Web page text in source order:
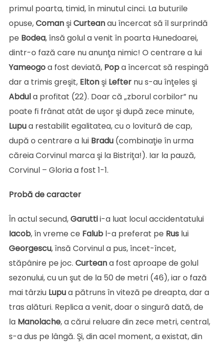
primul poarta, timid, în minutul cinci. La buturile
opuse,ComanşiCurteanau încercat să îl surprindă
pe Bodea, însă golul a venit în poarta Hunedoarei,
dintr-o fază care nu anunţa nimic! O centrare a lui
Yameogoa fost deviată, Popa încercat să respingă
dar a trimis greşit, Eltonşi Lefternu s-au înţeles şi
Abdula profitat (22). Doar că „zborul corbilor” nu
poate fi frânat atât de uşor şi după zece minute,
Lupua restabilit egalitatea, cu o lovitură de cap,
după o centrare a lui Bradu(combinaţie în urma
căreia Corvinul marca şi la Bistriţa!). Iar la pauză,
Corvinul – Gloria a fost 1-1.
Probă de caracter
În actul secund,Garuttii-a luat locul accidentatului
Iacob, în vreme ce Falubl-a preferat pe Ruslui
Georgescu, însă Corvinul a pus, încet-încet,
stăpânire pe joc. Curteana fost aproape de golul
sezonului, cu un şut de la 50 de metri (46), iar o fază
mai târziu Lupua pătruns în viteză pe dreapta, dar a
tras alături. Replica a venit, doar o singură dată, de
la Manolache, a cărui reluare din zece metri, central,
s-a dus pe lângă. Şi, din acel moment, a existat, din